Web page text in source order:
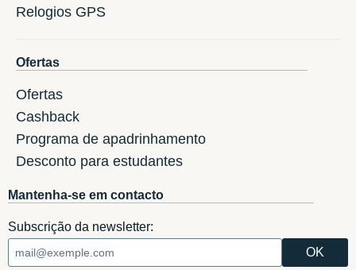
Relogios GPS
Ofertas
Ofertas
Cashback
Programa de apadrinhamento
Desconto para estudantes
Mantenha-se em contacto
Subscrição da newsletter: